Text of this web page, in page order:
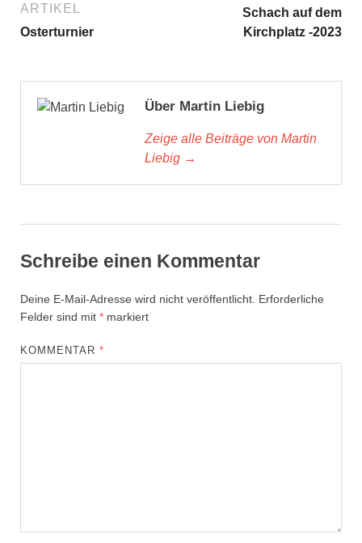
ARTIKEL
Osterturnier
Schach auf dem
Kirchplatz -2023
Über Martin Liebig
Zeige alle Beiträge von Martin
Liebig →
Schreibe einen Kommentar
Deine E-Mail-Adresse wird nicht veröffentlicht. Erforderliche
Felder sind mit * markiert
KOMMENTAR*